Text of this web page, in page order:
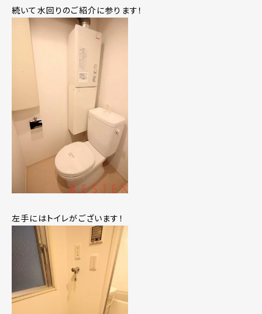
続いて水回りのご紹介に参ります！
左手にはトイレがございます！